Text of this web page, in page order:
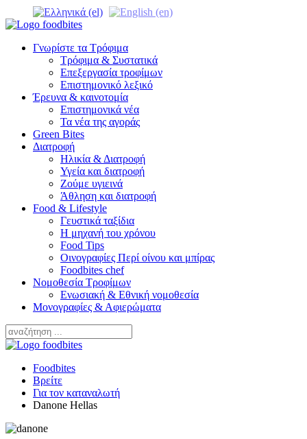
Γνωρίστε τα Τρόφιμα
Τρόφιμα & Συστατικά
Επεξεργασία τροφίμων
Επιστημονικό λεξικό
Έρευνα & καινοτομία
Επιστημονικά νέα
Τα νέα της αγοράς
Green Bites
Διατροφή
Ηλικία & Διατροφή
Υγεία και διατροφή
Ζούμε υγιεινά
Άθληση και διατροφή
Food & Lifestyle
Γευστικά ταξίδια
Η μηχανή του χρόνου
Food Tips
Οινογραφίες Περί οίνου και μπίρας
Foodbites chef
Νομοθεσία Τροφίμων
Ενωσιακή & Εθνική νομοθεσία
Μονογραφίες & Αφιερώματα
Foodbites
Βρείτε
Για τον καταναλωτή
Danone Hellas